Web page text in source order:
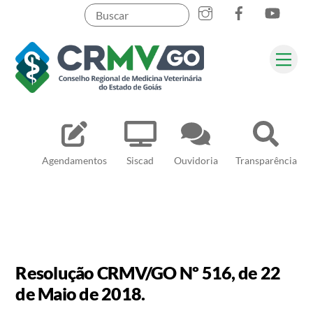
content
Agendamentos Siscad Ouvidoria Transparência
Pesquisar
Resolução CRMV/GO Nº 516, de 22
de Maio de 2018.